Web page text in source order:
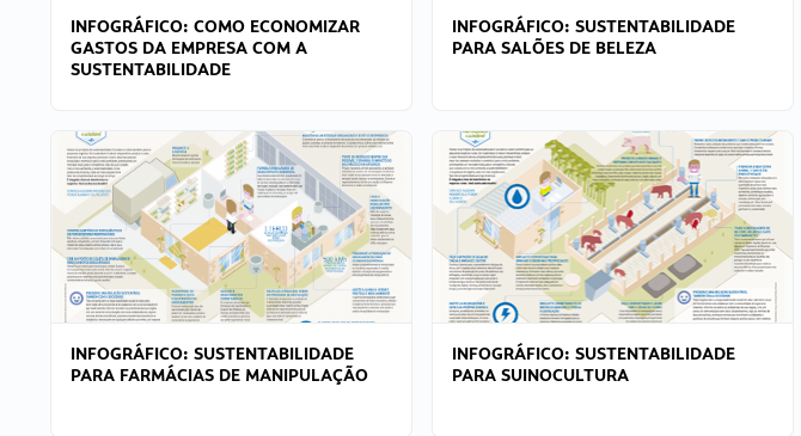
INFOGRÁFICO: COMO ECONOMIZAR
GASTOS DA EMPRESA COM A
SUSTENTABILIDADE
INFOGRÁFICO: SUSTENTABILIDADE
PARA SALÕES DE BELEZA
INFOGRÁFICO: SUSTENTABILIDADE
PARA FARMÁCIAS DE MANIPULAÇÃO
INFOGRÁFICO: SUSTENTABILIDADE
PARA SUINOCULTURA